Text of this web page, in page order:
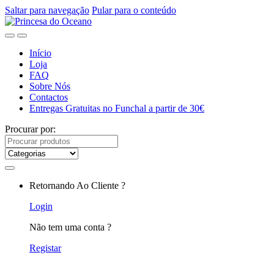
Saltar para navegação Pular para o conteúdo
Início
Loja
FAQ
Sobre Nós
Contactos
Entregas Gratuitas no Funchal a partir de 30€
Procurar por:
Retornando Ao Cliente ?
Login
Não tem uma conta ?
Registar